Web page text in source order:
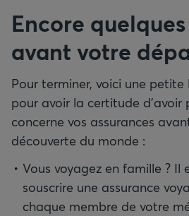
Encore
avant votre
Pour terminer, voici une
pour avoir la certitude d’avoir
concerne vos assurances
découverte du monde :
Vous voyagez en famille ? Il
souscrire une assurance
chaque membre de votre